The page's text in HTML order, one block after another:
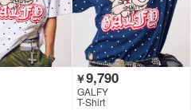
￥9,790
GALFY
T-Shirt